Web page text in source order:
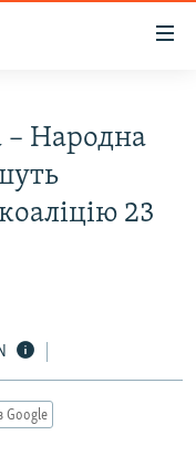
Народна
23
Google